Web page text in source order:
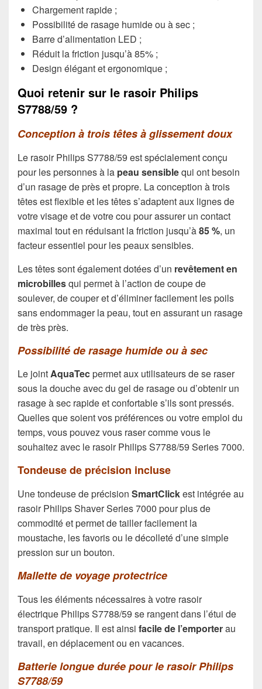
Chargement rapide ;
Possibilité de rasage humide ou à sec ;
Barre d’alimentation LED ;
Réduit la friction jusqu’à 85% ;
Design élégant et ergonomique ;
Quoi retenir sur le rasoir Philips
S7788/59 ?
Conception à trois têtes à glissement doux
Le rasoir Philips S7788/59 est spécialement conçu
pour les personnes à la peau sensiblequi ont besoin
d’un rasage de près et propre. La conception à trois
têtes est flexible et les têtes s’adaptent aux lignes de
votre visage et de votre cou pour assurer un contact
maximal tout en réduisant la friction jusqu’à85 %, un
facteur essentiel pour les peaux sensibles.
Les têtes sont également dotées d’un revêtement en
microbillesqui permet à l’action de coupe de
soulever, de couper et d’éliminer facilement les poils
sans endommager la peau, tout en assurant un rasage
de très près.
Possibilité de rasage humide ou à sec
Le jointAquaTecpermet aux utilisateurs de se raser
sous la douche avec du gel de rasage ou d’obtenir un
rasage à sec rapide et confortable s’ils sont pressés.
Quelles que soient vos préférences ou votre emploi du
temps, vous pouvez vous raser comme vous le
souhaitez avec le rasoir Philips S7788/59 Series 7000.
Tondeuse de précision incluse
Une tondeuse de précision SmartClickest intégrée au
rasoir Philips Shaver Series 7000 pour plus de
commodité et permet de tailler facilement la
moustache, les favoris ou le décolleté d’une simple
pression sur un bouton.
Mallette de voyage protectrice
Tous les éléments nécessaires à votre rasoir
électrique Philips S7788/59 se rangent dans l’étui de
transport pratique. Il est ainsi facile de l’emporterau
travail, en déplacement ou en vacances.
Batterie longue durée pour le rasoir Philips
S7788/59